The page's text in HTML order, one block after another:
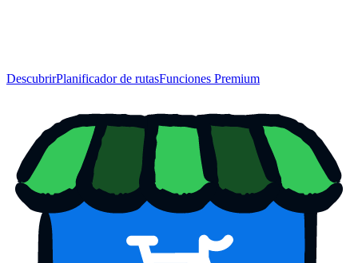
DescubrirPlanificador de rutasFunciones Premium